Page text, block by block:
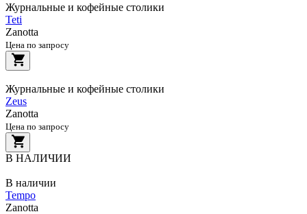
Журнальные и кофейные столики
Teti
Zanotta
Цена по запросу
Журнальные и кофейные столики
Zeus
Zanotta
Цена по запросу
В НАЛИЧИИ
В наличии
Tempo
Zanotta